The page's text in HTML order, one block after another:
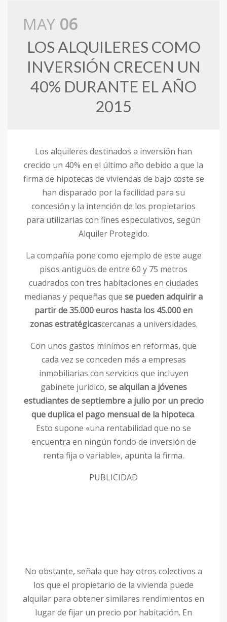
MAY 06
LOS ALQUILERES COMO
INVERSIÓN CRECEN UN
40% DURANTE EL AÑO
2015
Los alquileres destinados a inversión han
crecido un 40% en el último año debido a que la
firma de hipotecas de viviendas de bajo coste se
han disparado por la facilidad para su
concesión y la intención de los propietarios
para utilizarlas con fines especulativos, según
Alquiler Protegido.
La compañía pone como ejemplo de este auge
pisos antiguos de entre 60 y 75 metros
cuadrados con tres habitaciones en ciudades
medianas y pequeñas que se pueden adquirir a
partir de 35.000 euros hasta los 45.000 en
zonas estratégicascercanas a universidades.
Con unos gastos mínimos en reformas, que
cada vez se conceden más a empresas
inmobiliarias con servicios que incluyen
gabinete jurídico, se alquilan a jóvenes
estudiantes de septiembre a julio por un precio
que duplica el pago mensual de la hipoteca.
Esto supone «una rentabilidad que no se
encuentra en ningún fondo de inversión de
renta fija o variable», apunta la firma.
PUBLICIDAD
No obstante, señala que hay otros colectivos a
los que el propietario de la vivienda puede
alquilar para obtener similares rendimientos en
lugar de fijar un precio por habitación. En